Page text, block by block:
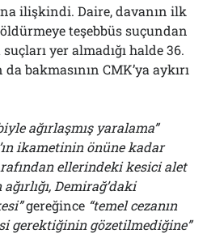
ilişkindi. Daire, davanın ilk
teşebbüs suçundan
yer almadığı halde 36.
bakmasının CMK’ya aykırı
ağırlaşmış yaralama”
ikametinin önüne kadar
ellerindeki kesici alet
Demirağ’daki
gereğince “temel cezanın
gerektiğinin gözetilmediğine”